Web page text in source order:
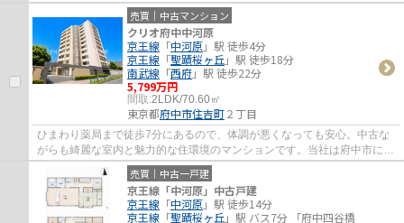
店があります。中古マンションなら、物件の購...
売買｜中古マンション
クリオ府中中河原
京王線 「中河原」駅 徒歩4分
京王線 「聖蹟桜ヶ丘」駅 徒歩18分
南武線 「西府」駅 徒歩22分
5,799万円
間取:2LDK/70.60㎡
東京都府中市住吉町２丁目
ひまわり薬局まで徒歩7分にあるので、体調が悪くなっても安心。中古な
がらも綺麗な室内と魅力的な住環境のマンションです。当社は府中市にあ
る不動産情報を多数ご紹介しております。多...
売買｜中古一戸建
京王線「中河原」中古戸建
京王線 「中河原」駅 徒歩14分
京王線 「聖蹟桜ヶ丘」駅 バス7分 「府中四谷橋